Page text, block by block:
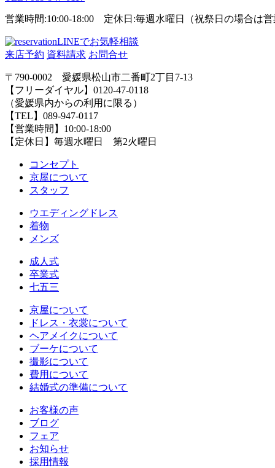
営業時間:10:00-18:00 定休日:毎週水曜日（祝祭日の場合は営
LINEでお気軽相談
来店予約 資料請求 お問合せ
〒790-0002 愛媛県松山市二番町2丁目7-13
【フリーダイヤル】0120-47-0118
（愛媛県内からの利用に限る）
【TEL】089-947-0117
【営業時間】10:00-18:00
【定休日】毎週水曜日 第2火曜日
コンセプト
京屋について
スタッフ
ウエディングドレス
着物
メンズ
成人式
卒業式
七五三
京屋について
ドレス・衣裳について
ヘアメイクについて
ブーケについて
撮影について
費用について
結婚式の準備について
お客様の声
ブログ
フェア
お知らせ
採用情報